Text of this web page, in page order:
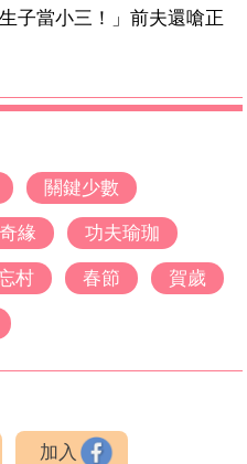
子當小三！」前夫還嗆正
關鍵少數
緣 功夫瑜珈
村 春節 賀歲
加入